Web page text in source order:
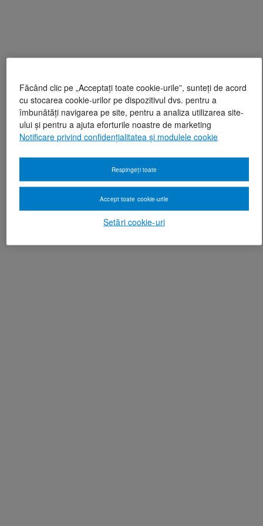
Făcând clic pe „Acceptați toate cookie-urile”, sunteți de acord
cu stocarea cookie-urilor pe dispozitivul dvs. pentru a
îmbunătăți navigarea pe site, pentru a analiza utilizarea site-
ului și pentru a ajuta eforturile noastre de marketing
Notificare privind confidențialitatea și modulele cookie
Setări cookie-uri
Respingeți toate
Accept toate cookie-urile